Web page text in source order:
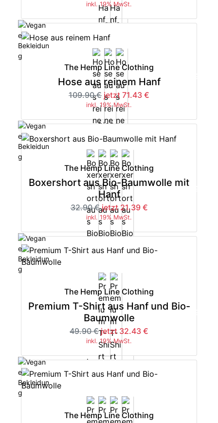
inkl. 19% MwSt.
The Hemp Line Clothing
Hose aus reinem Hanf
109.90 € jetzt 71.43 €
inkl. 19% MwSt.
-35%
The Hemp Line Clothing
Boxershort aus Bio-Baumwolle mit
Hanf
32.90 € jetzt 21.39 €
inkl. 19% MwSt.
-35%
The Hemp Line Clothing
Premium T-Shirt aus Hanf und Bio-
Baumwolle
49.90 € jetzt 32.43 €
inkl. 19% MwSt.
-35%
The Hemp Line Clothing